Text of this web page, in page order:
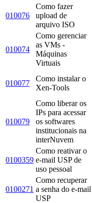
010076
Como fazer
upload de
arquivo ISO
010074
Como gerenciar
as VMs -
Máquinas
Virtuais
010077
Como instalar o
Xen-Tools
010079
Como liberar os
IPs para acessar
os softwares
institucionais na
interNuvem
0100359
Como reativar o
e-mail USP de
uso pessoal
0100271
Como recuperar
a senha do e-mail
USP